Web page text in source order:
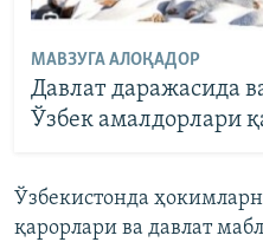
МАВЗУГА АЛОҚАДОР
Давлат даражасида
Ўзбек амалдорлари
Ўзбекистонда
қарорлари ва давлат